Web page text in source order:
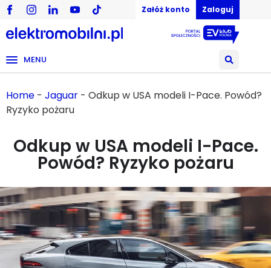
Załóż konto Zaloguj
MENU
Home - Jaguar - Odkup w USA modeli I-Pace. Powód?
Ryzyko pożaru
Odkup w USA modeli I-Pace.
Powód? Ryzyko pożaru